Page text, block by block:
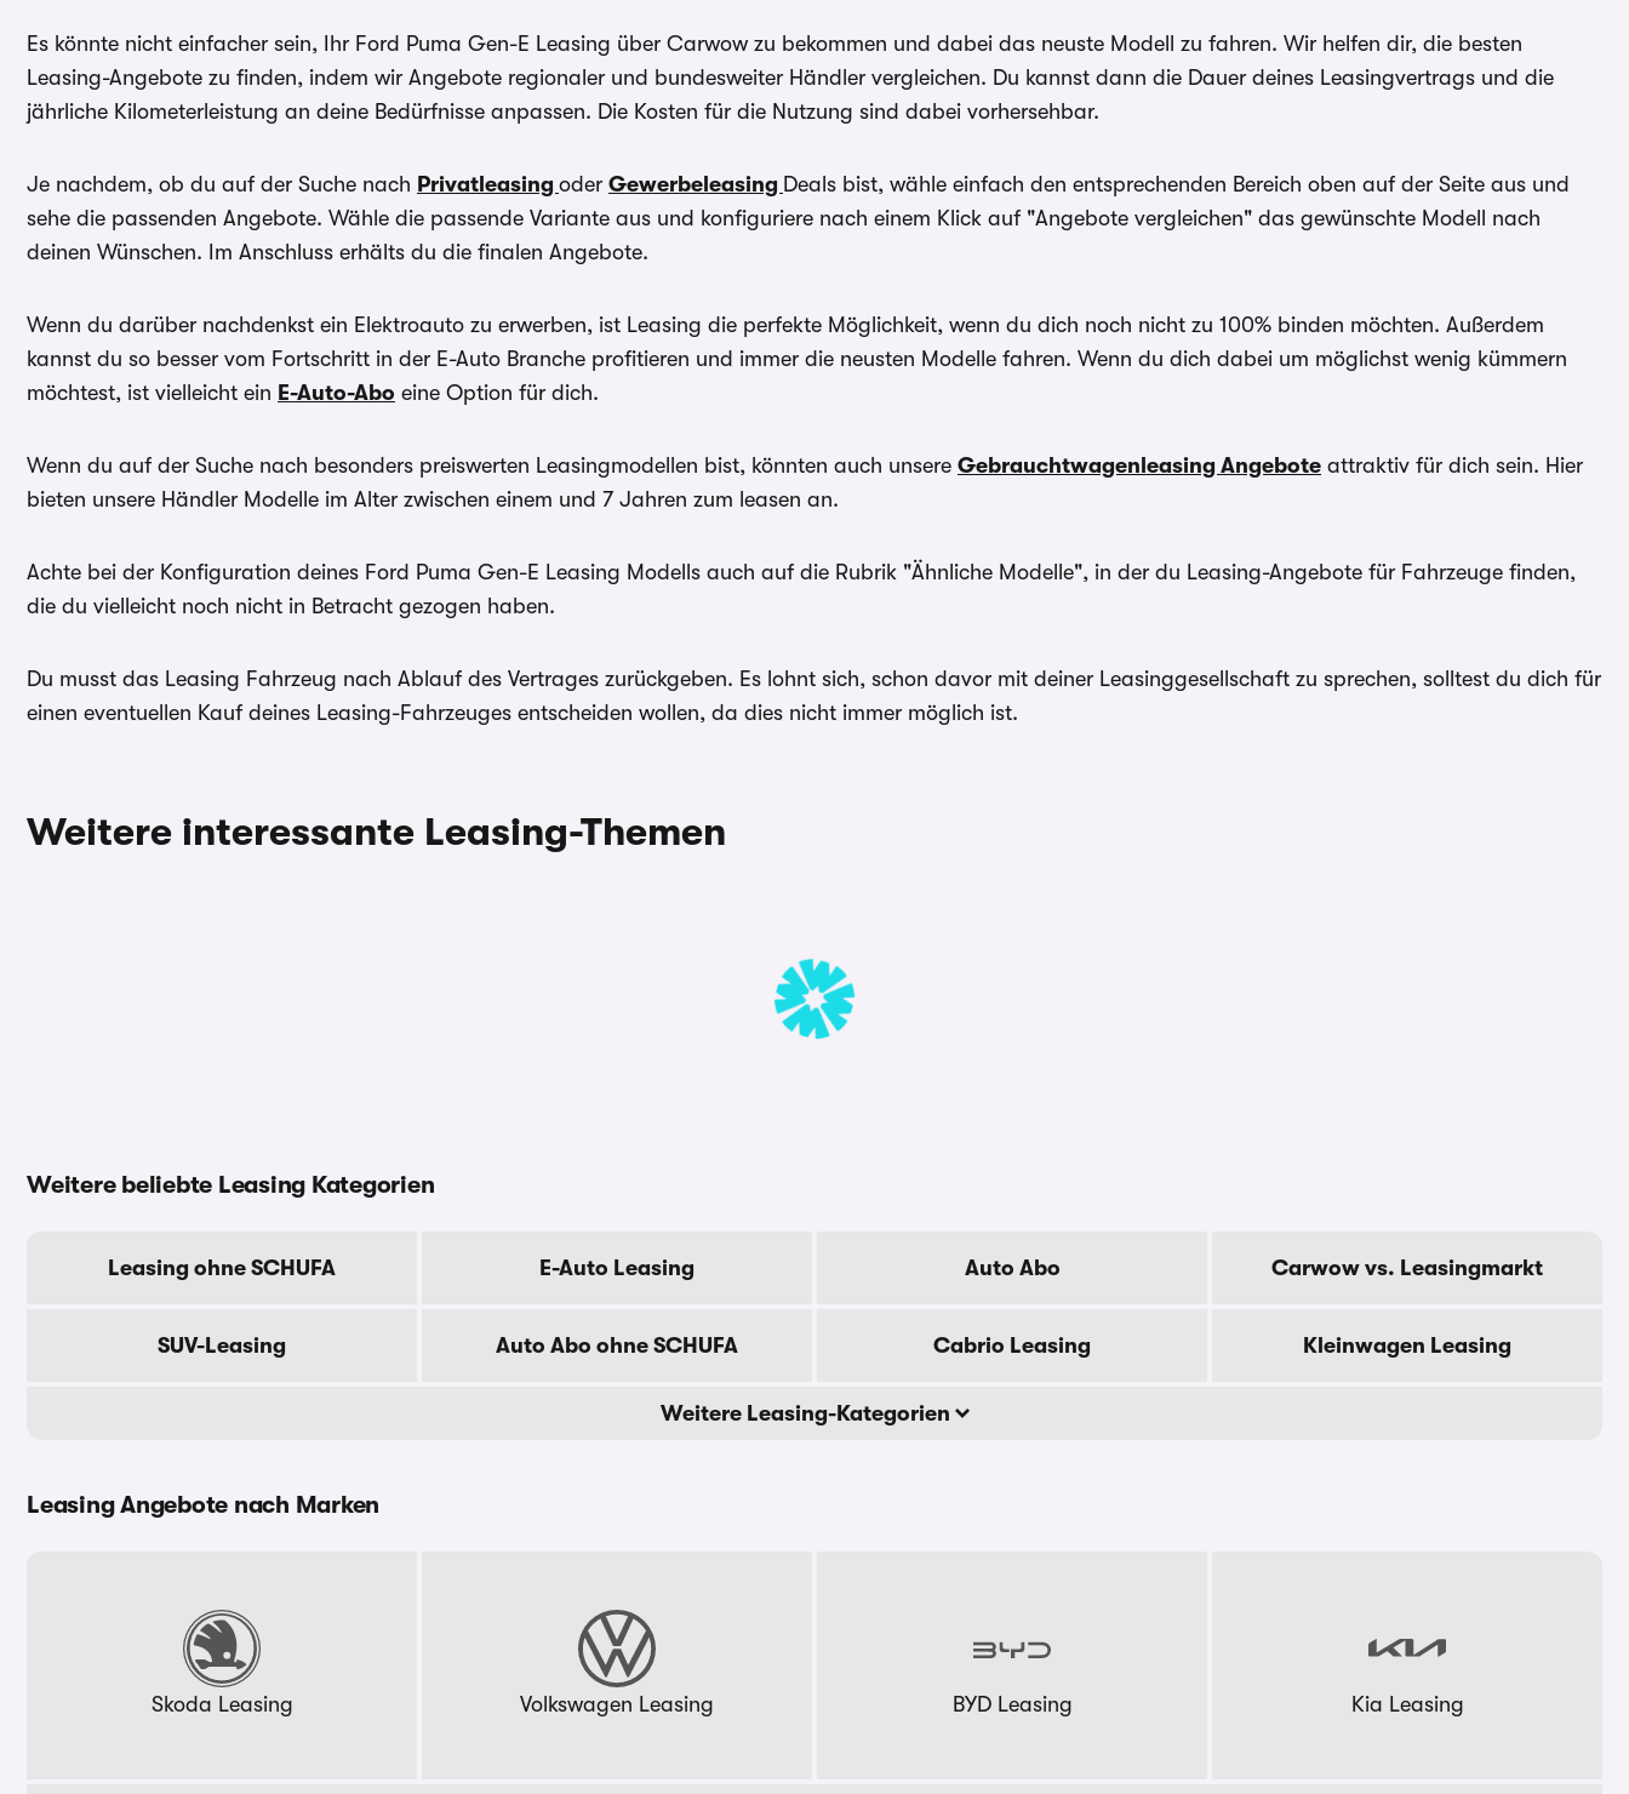
5.000 Förderung:
10.000 KM=169,93€
- 15.000 KM
6.000 Förderung:
10.000 KM=139,79€
ohne Förderung:
10.000
KM =376,92€ // |
ALD AutoLeasing D
Hamburg
Verfügung gestellt – Die Werte “Anzahlung”, “Laufzeit” sowie “Jährliche
Fahrleistung” sind anpassbar - Kontaktieren Sie dazu bitte Ihren Ansprechpartner
direkt.
gilt im Allgemeinen: 2/3 aller Kund:innen erhalten den angegebenen Effektiv- und
carwow.de ist eine Vergleichsplattform und nicht der Anbieter der Fahrzeuge. Für
ein verbindliches Angebot kontaktieren Sie bitte direkt den Händler. Für Zinssätze
gilt im Allgemeinen: 2/3 aller Kund:innen erhalten den angegebenen Effektiv- und
Bei förderfähigen Plug-In Hybrid & Elektroautos ist der Umweltbonus als
Sonderzahlung eingerechnet
Es könnte nicht einfacher sein, Ihr Ford Puma Gen-E Leasing über Carwow zu bekommen und dabei das neuste Modell zu fahren. Wir helfen dir, die besten
Leasing-Angebote zu finden, indem wir Angebote regionaler und bundesweiter Händler vergleichen. Du kannst dann die Dauer deines Leasingvertrags und die
jährliche Kilometerleistung an deine Bedürfnisse anpassen. Die Kosten für die Nutzung sind dabei vorhersehbar.
Je nachdem, ob du auf der Suche nach Privatleasing oder Gewerbeleasing Deals bist, wähle einfach den entsprechenden Bereich oben auf der Seite aus und
sehe die passenden Angebote. Wähle die passende Variante aus und konfiguriere nach einem Klick auf "Angebote vergleichen" das gewünschte Modell nach
deinen Wünschen. Im Anschluss erhälts du die finalen Angebote.
Wenn du darüber nachdenkst ein Elektroauto zu erwerben, ist Leasing die perfekte Möglichkeit, wenn du dich noch nicht zu 100% binden möchten. Außerdem
kannst du so besser vom Fortschritt in der E-Auto Branche profitieren und immer die neusten Modelle fahren. Wenn du dich dabei um möglichst wenig kümmern
möchtest, ist vielleicht ein E-Auto-Abo eine Option für dich.
Wenn du auf der Suche nach besonders preiswerten Leasingmodellen bist, könnten auch unsere Gebrauchtwagenleasing Angebote attraktiv für dich sein. Hier
bieten unsere Händler Modelle im Alter zwischen einem und 7 Jahren zum leasen an.
Achte bei der Konfiguration deines Ford Puma Gen-E Leasing Modells auch auf die Rubrik "Ähnliche Modelle", in der du Leasing-Angebote für Fahrzeuge finden,
die du vielleicht noch nicht in Betracht gezogen haben.
Du musst das Leasing Fahrzeug nach Ablauf des Vertrages zurückgeben. Es lohnt sich, schon davor mit deiner Leasinggesellschaft zu sprechen, solltest du dich für
einen eventuellen Kauf deines Leasing-Fahrzeuges entscheiden wollen, da dies nicht immer möglich ist.
Weitere interessante Leasing-Themen
Weitere beliebte Leasing Kategorien
Leasing ohne SCHUFA E-Auto Leasing Auto Abo Carwow vs. Leasingmarkt
SUV-Leasing Auto Abo ohne SCHUFA Cabrio Leasing Kleinwagen Leasing
Weitere Leasing-Kategorien
Leasing Angebote nach Marken
Skoda Leasing Volkswagen Leasing BYD Leasing Kia Leasing